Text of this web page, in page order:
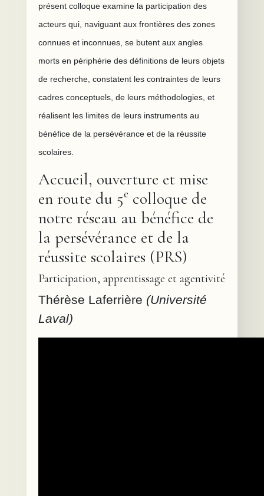
présent colloque examine la participation des
acteurs qui, naviguant aux frontières des zones
connues et inconnues, se butent aux angles
morts en périphérie des définitions de leurs objets
de recherche, constatent les contraintes de leurs
cadres conceptuels, de leurs méthodologies, et
réalisent les limites de leurs instruments au
bénéfice de la persévérance et de la réussite
scolaires.
Accueil, ouverture et mise
en route du 5e colloque de
notre réseau au bénéfice de
la persévérance et de la
réussite scolaires (PRS)
Participation, apprentissage et agentivité
Thérèse Laferrière (Université
Laval)